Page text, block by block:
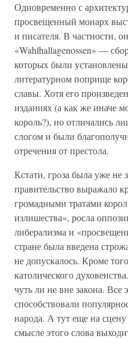
Одновременно с
просвещенный монарх
и писателя. В частности,
«Wahlhallagenossen» —
которых были
литературном поприще
славы. Хотя его
изданиях (а как же иначе
король?), но отличались
слогом и были
отречения от престола.
Кстати, гроза была уже не
правительство выражало
громадными тратами
излишества», росла
либерализма и
стране была введена
не допускалось. Кроме
католического
чуть ли не вне закона.
способствовали
народа. А тут еще на
смысле этого слова